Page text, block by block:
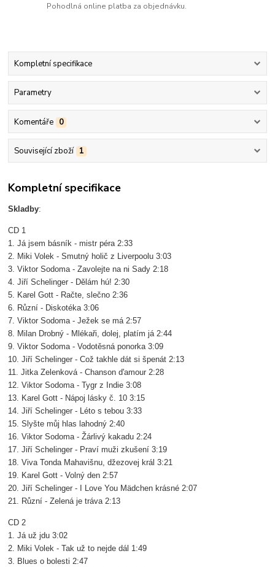
Pohodlná online platba za objednávku.
Kompletní specifikace
Parametry
Komentáře 0
Související zboží 1
Kompletní specifikace
Skladby:
CD 1
1. Já jsem básník - mistr péra 2:33
2. Miki Volek - Smutný holič z Liverpoolu 3:03
3. Viktor Sodoma - Zavolejte na ni Sady 2:18
4. Jiří Schelinger - Dělám hú! 2:30
5. Karel Gott - Račte, slečno 2:36
6. Různí - Diskotéka 3:06
7. Viktor Sodoma - Ježek se má 2:57
8. Milan Drobný - Mlékaři, dolej, platím já 2:44
9. Viktor Sodoma - Vodotěsná ponorka 3:09
10. Jiří Schelinger - Což takhle dát si špenát 2:13
11. Jitka Zelenková - Chanson d'amour 2:28
12. Viktor Sodoma - Tygr z Indie 3:08
13. Karel Gott - Nápoj lásky č. 10 3:15
14. Jiří Schelinger - Léto s tebou 3:33
15. Slyšte můj hlas lahodný 2:40
16. Viktor Sodoma - Žárlivý kakadu 2:24
17. Jiří Schelinger - Praví muži zkušení 3:19
18. Viva Tonda Mahavišnu, džezovej král 3:21
19. Karel Gott - Volný den 2:57
20. Jiří Schelinger - I Love You Mädchen krásné 2:07
21. Různí - Zelená je tráva 2:13
CD 2
1. Já už jdu 3:02
2. Miki Volek - Tak už to nejde dál 1:49
3. Blues o bolesti 2:47